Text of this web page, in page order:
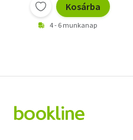
Kosárba
4 - 6 munkanap